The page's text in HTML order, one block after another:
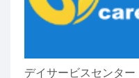
デイサービスセンタ